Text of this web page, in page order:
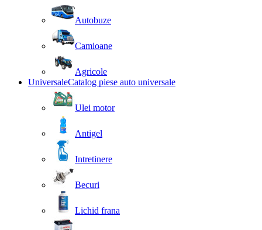
Autobuze
Camioane
Agricole
UniversaleCatalog piese auto universale
Ulei motor
Antigel
Intretinere
Becuri
Lichid frana